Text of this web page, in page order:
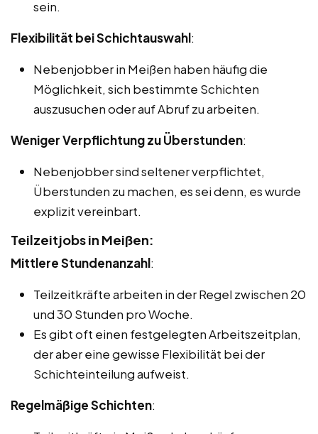
sein.
Flexibilität bei Schichtauswahl:
Nebenjobber in Meißen haben häufig die
Möglichkeit, sich bestimmte Schichten
auszusuchen oder auf Abruf zu arbeiten.
Weniger Verpflichtung zu Überstunden:
Nebenjobber sind seltener verpflichtet,
Überstunden zu machen, es sei denn, es wurde
explizit vereinbart.
Teilzeitjobs in Meißen:
Mittlere Stundenanzahl:
Teilzeitkräfte arbeiten in der Regel zwischen 20
und 30 Stunden pro Woche.
Es gibt oft einen festgelegten Arbeitszeitplan,
der aber eine gewisse Flexibilität bei der
Schichteinteilung aufweist.
Regelmäßige Schichten: